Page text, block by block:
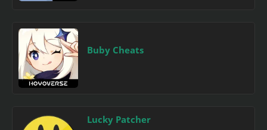
Buby Cheats
Lucky Patcher